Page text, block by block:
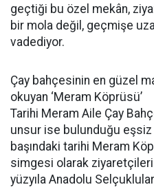
geçtiği bu özel mekân,
bir mola değil, geçmişe
vadediyor.
Çay bahçesinin en güzel
okuyan ‘Meram Köprüsü’
Tarihi Meram Aile Çay
unsur ise bulunduğu eşsiz
başındaki tarihi Meram
simgesi olarak ziyaretçileri
yüzyıla Anadolu